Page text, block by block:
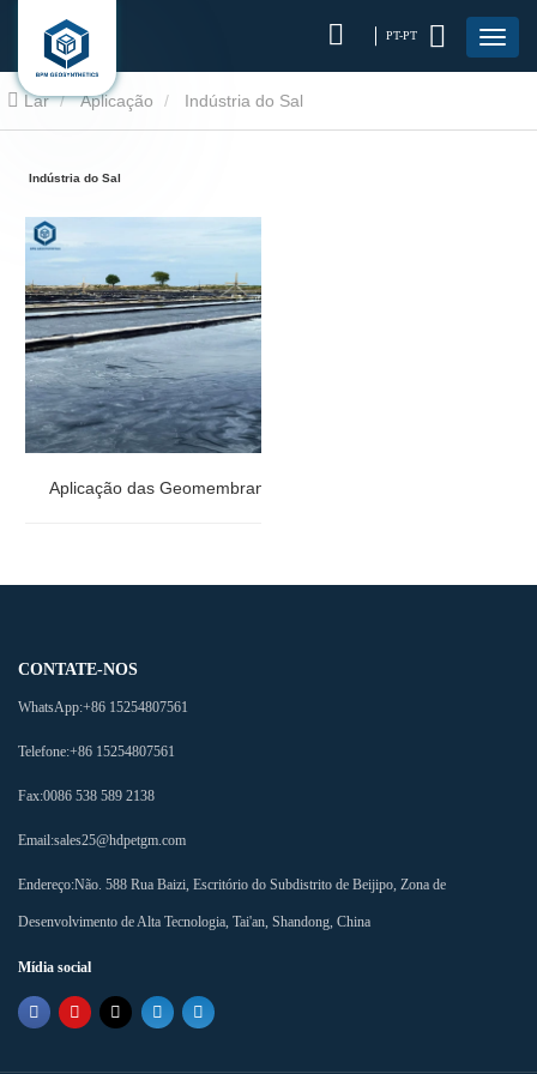
PT-PT
Lar Aplicação Indústria do Sal
Indústria do Sal
Aplicação das Geomembranas BPM na Indústria do Sal
CONTATE-NOS
WhatsApp:+86 15254807561
Telefone:+86 15254807561
Fax:0086 538 589 2138
Email:sales25@hdpetgm.com
Endereço:Não. 588 Rua Baizi, Escritório do Subdistrito de Beijipo, Zona de
Desenvolvimento de Alta Tecnologia, Tai'an, Shandong, China
Mídia social